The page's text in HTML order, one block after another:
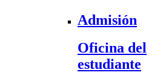
Admisión
Oficina del
estudiante